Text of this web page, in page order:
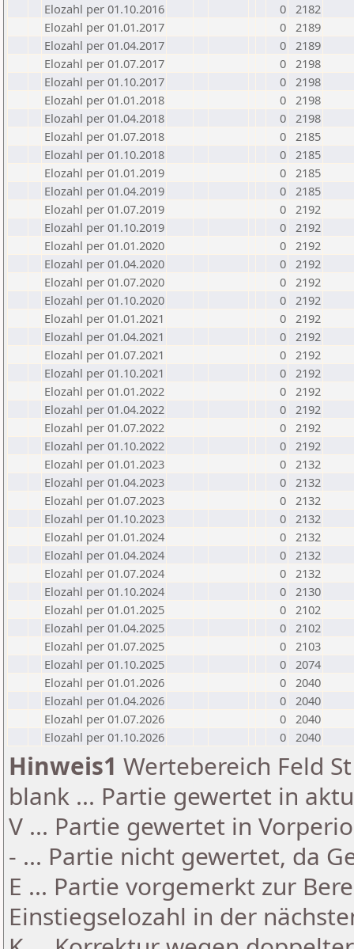
Elozahl per 01.10.2016
0 2182
Elozahl per 01.01.2017
0 2189
Elozahl per 01.04.2017
0 2189
Elozahl per 01.07.2017
0 2198
Elozahl per 01.10.2017
0 2198
Elozahl per 01.01.2018
0 2198
Elozahl per 01.04.2018
0 2198
Elozahl per 01.07.2018
0 2185
Elozahl per 01.10.2018
0 2185
Elozahl per 01.01.2019
0 2185
Elozahl per 01.04.2019
0 2185
Elozahl per 01.07.2019
0 2192
Elozahl per 01.10.2019
0 2192
Elozahl per 01.01.2020
0 2192
Elozahl per 01.04.2020
0 2192
Elozahl per 01.07.2020
0 2192
Elozahl per 01.10.2020
0 2192
Elozahl per 01.01.2021
0 2192
Elozahl per 01.04.2021
0 2192
Elozahl per 01.07.2021
0 2192
Elozahl per 01.10.2021
0 2192
Elozahl per 01.01.2022
0 2192
Elozahl per 01.04.2022
0 2192
Elozahl per 01.07.2022
0 2192
Elozahl per 01.10.2022
0 2192
Elozahl per 01.01.2023
0 2132
Elozahl per 01.04.2023
0 2132
Elozahl per 01.07.2023
0 2132
Elozahl per 01.10.2023
0 2132
Elozahl per 01.01.2024
0 2132
Elozahl per 01.04.2024
0 2132
Elozahl per 01.07.2024
0 2132
Elozahl per 01.10.2024
0 2130
Elozahl per 01.01.2025
0 2102
Elozahl per 01.04.2025
0 2102
Elozahl per 01.07.2025
0 2103
Elozahl per 01.10.2025
0 2074
Elozahl per 01.01.2026
0 2040
Elozahl per 01.04.2026
0 2040
Elozahl per 01.07.2026
0 2040
Elozahl per 01.10.2026
0 2040
Hinweis1 Wertebereich Feld
blank ... Partie gewertet in
V ... Partie gewertet in
- ... Partie nicht gewertet, da
E ... Partie vorgemerkt zur
Einstiegselozahl in der